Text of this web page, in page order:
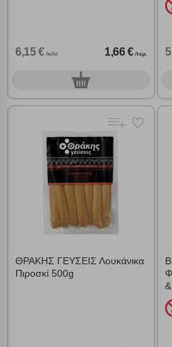
6,15 € /κιλό 1,66 € /τεμ.
0τεμ.
ΘΡΑΚΗΣ ΓΕΥΣΕΙΣ Λουκάνικα
Πιροσκί 500g
Αποδοχή